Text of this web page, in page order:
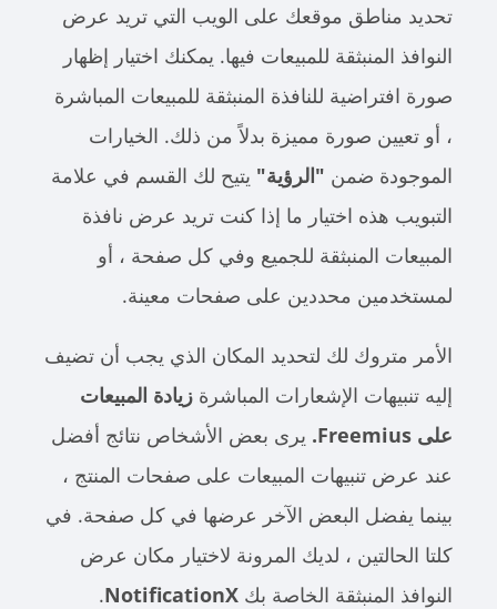
تحديد مناطق موقعك على الويب التي تريد عرض
النوافذ المنبثقة للمبيعات فيها. يمكنك اختيار إظهار
صورة افتراضية للنافذة المنبثقة للمبيعات المباشرة
، أو تعيين صورة مميزة بدلاً من ذلك. الخيارات
الموجودة ضمن"الرؤية"يتيح لك القسم في علامة
التبويب هذه اختيار ما إذا كنت تريد عرض نافذة
المبيعات المنبثقة للجميع وفي كل صفحة ، أو
لمستخدمين محددين على صفحات معينة.
الأمر متروك لك لتحديد المكان الذي يجب أن تضيف
إليه تنبيهات الإشعارات المباشرةزيادة المبيعات
على Freemius.
يرى بعض الأشخاص نتائج أفضل
عند عرض تنبيهات المبيعات على صفحات المنتج ،
بينما يفضل البعض الآخر عرضها في كل صفحة. في
كلتا الحالتين ، لديك المرونة لاختيار مكان عرض
النوافذ المنبثقة الخاصة بكNotificationX
.